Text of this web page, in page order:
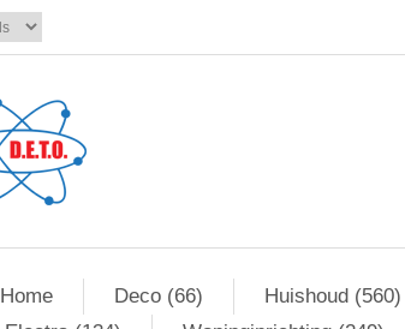
Home Deco (66) Huishoud (560)